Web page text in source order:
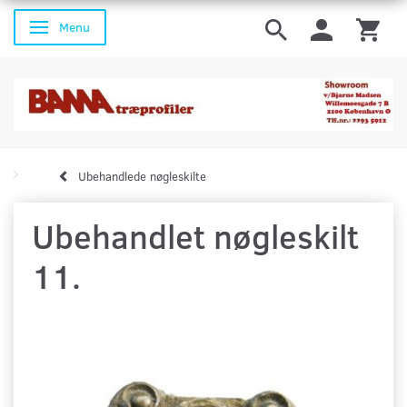
Skifte navigation
Menu
Ubehandlede nøgleskilte
Ubehandlet nøgleskilt
11.